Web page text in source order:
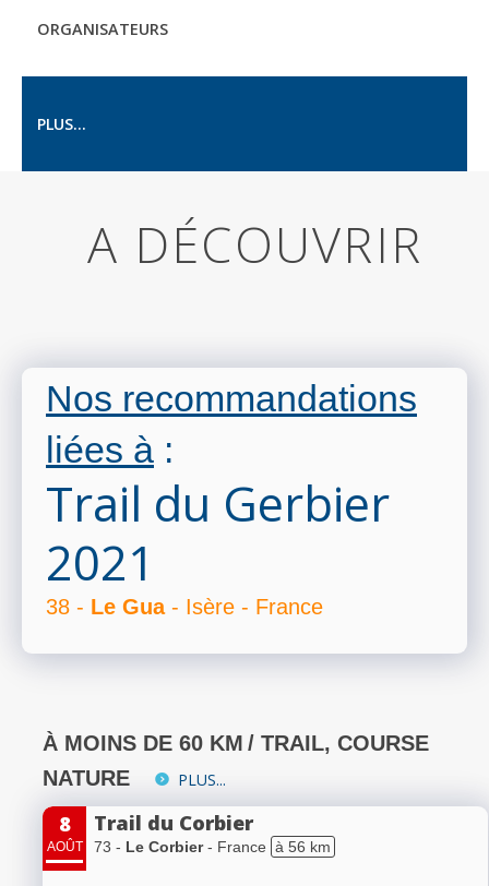
ORGANISATEURS
PLUS...
A DÉCOUVRIR
Nos recommandations
liées à :
Trail du Gerbier
2021
38 - Le Gua- Isère - France
À MOINS DE 60 KM / TRAIL, COURSE
NATURE
PLUS...
8
AOÛT
Trail du Corbier
73 - Le Corbier- France à 56 km